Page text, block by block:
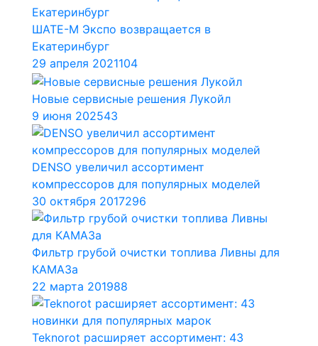
ШАТЕ-М Экспо возвращается в
Екатеринбург
29 апреля 2021104
Новые сервисные решения Лукойл
9 июня 202543
DENSO увеличил ассортимент
компрессоров для популярных моделей
30 октября 2017296
Фильтр грубой очистки топлива Ливны для
КАМАЗа
22 марта 201988
Teknorot расширяет ассортимент: 43